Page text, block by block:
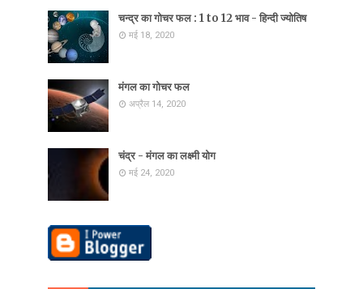
चन्द्र का गोचर फल : 1 to 12 भाव - हिन्दी ज्योतिष
मई 18, 2020
मंगल का गोचर फल
अप्रैल 14, 2020
चंद्र - मंगल का लक्ष्मी योग
मई 24, 2020